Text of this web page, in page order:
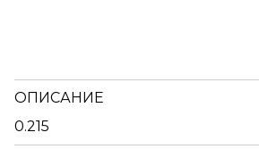
ОПИСАНИЕ
0.215